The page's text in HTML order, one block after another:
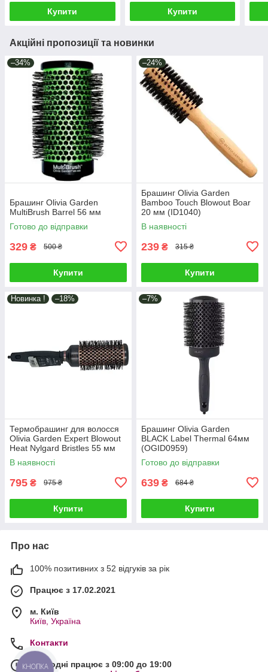
Купити Купити
Акційні пропозиції та новинки
–34%
Брашинг Olivia Garden
MultiBrush Barrel 56 мм
Готово до відправки
329 ₴ 500 ₴
Купити
–24%
Брашинг Olivia Garden
Bamboo Touch Blowout Boar
20 мм (ID1040)
В наявності
239 ₴ 315 ₴
Купити
Новинка ! –18%
Термобрашинг для волосся
Olivia Garden Expert Blowout
Heat Nylgard Bristles 55 мм
(OGID2181)
В наявності
795 ₴ 975 ₴
Купити
–7%
Брашинг Olivia Garden
BLACK Label Thermal 64мм
(OGID0959)
Готово до відправки
639 ₴ 684 ₴
Купити
Про нас
100% позитивних з 52 відгуків за рік
Працює з 17.02.2021
м. Київ
Київ, Україна
Контакти
Сьогодні працює з 09:00 до 19:00
КНОПКА